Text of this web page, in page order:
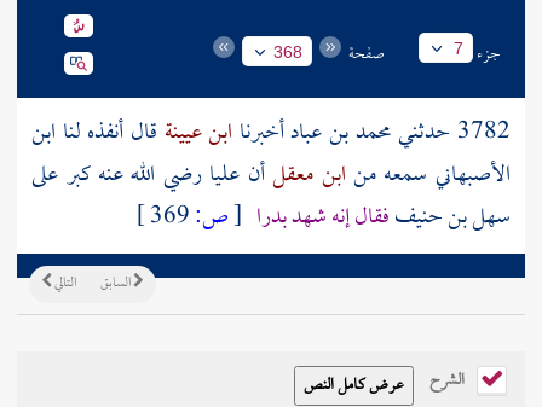
جزء 7 صفحة 368
3782 حدثني محمد بن عبادأخبرنا ابن عيينة قال أنفذه لنا ابن
الأصبهاني سمعه منابن معقلأن عليارضي الله عنه كبر على
سهل بن حنيففقال إنه شهدبدرا [ص:
التالي السابق
الشرح